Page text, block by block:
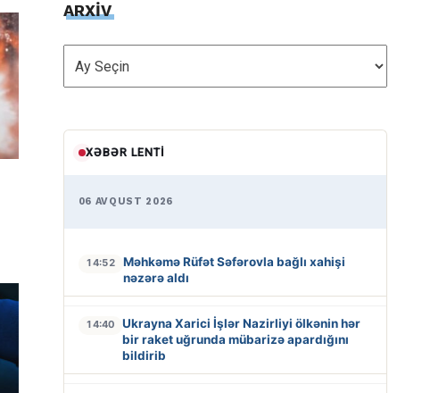
ARXİV
ARXİV
XƏBƏR LENTI
06 AVQUST 2026
14:52
Məhkəmə Rüfət Səfərovla bağlı xahişi
nəzərə aldı
14:40
Ukrayna Xarici İşlər Nazirliyi ölkənin hər
bir raket uğrunda mübarizə apardığını
bildirib